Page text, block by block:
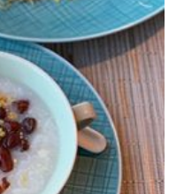
た。そして、大学で
。それは、いつもの母
ん。「見てご覧なさ
！」「ちょっと、お庭
綺麗だこと！」そんな
も、いつも、身近に、
たく思います。幼い頃
りましたが、各国の大
、伊勢海老も松坂牛も
トされていて驚きまし